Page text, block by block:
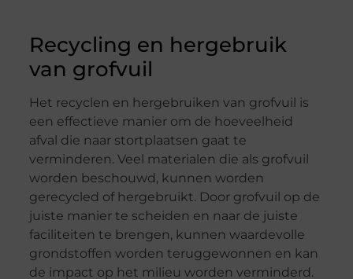
Recycling en hergebruik
van grofvuil
Het recyclen en hergebruiken van grofvuil is
een effectieve manier om de hoeveelheid
afval die naar stortplaatsen gaat te
verminderen. Veel materialen die als grofvuil
worden beschouwd, kunnen worden
gerecycled of hergebruikt. Door grofvuil op de
juiste manier te scheiden en naar de juiste
faciliteiten te brengen, kunnen waardevolle
grondstoffen worden teruggewonnen en kan
de impact op het milieu worden verminderd.